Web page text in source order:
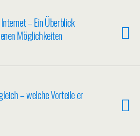
– Ein Überblick
Möglichkeiten
– welche Vorteile er